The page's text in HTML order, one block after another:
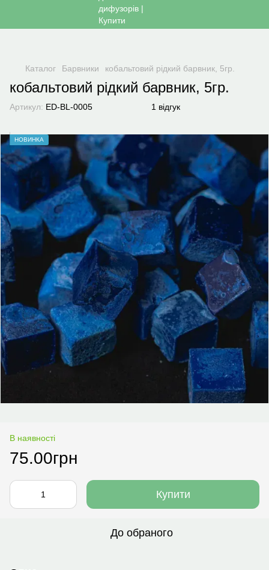
Каталог Барвники кобальтовий рідкий барвник, 5гр.
кобальтовий рідкий барвник, 5гр.
Артикул: ED-BL-0005 1 відгук
НОВИНКА
В наявності
75.00грн
Купити
До обраного